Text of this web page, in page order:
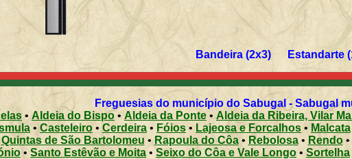
Bandeira (2x3) Estandarte
Freguesias do
• Aldeia do Bispo • Aldeia da Ponte •Aldeia da Ribeira, Vilar
• Casteleiro • Cerdeira • Fóios • Lajeosa e Forcalhos • Malcata
Quintas de São Bartolomeu •Rapoula do Côa• Rebolosa• Rendo•
•Santo Estêvão e Moita •Seixo do Côa e Vale Longo • Sortelha